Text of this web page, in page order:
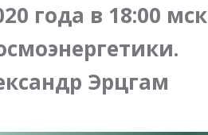
года в 18:00 мск
Эрцгам